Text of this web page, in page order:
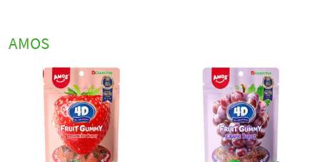
AMOS